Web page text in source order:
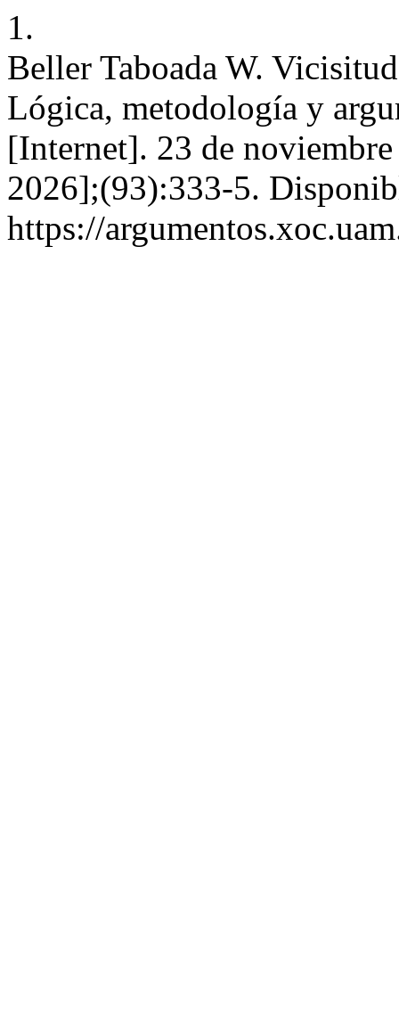
1.
Beller Taboada W.
Lógica, metodología y
[Internet]. 23 de
2026];(93):333-5.
https://